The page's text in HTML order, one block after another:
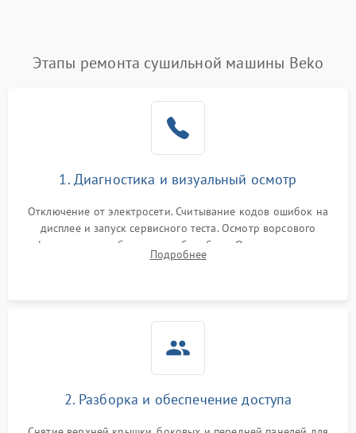
Этапы ремонта сушильной машины Beko
1. Диагностика и визуальный осмотр
Отключение от электросети. Считывание кодов ошибок на
дисплее и запуск сервисного теста. Осмотр ворсового
фильтра, теплообменника и барабана. Опрос клиента о
неисправностях (не сушит, не крутит барабан, сильно шумит
Подробнее
2. Разборка и обеспечение доступа